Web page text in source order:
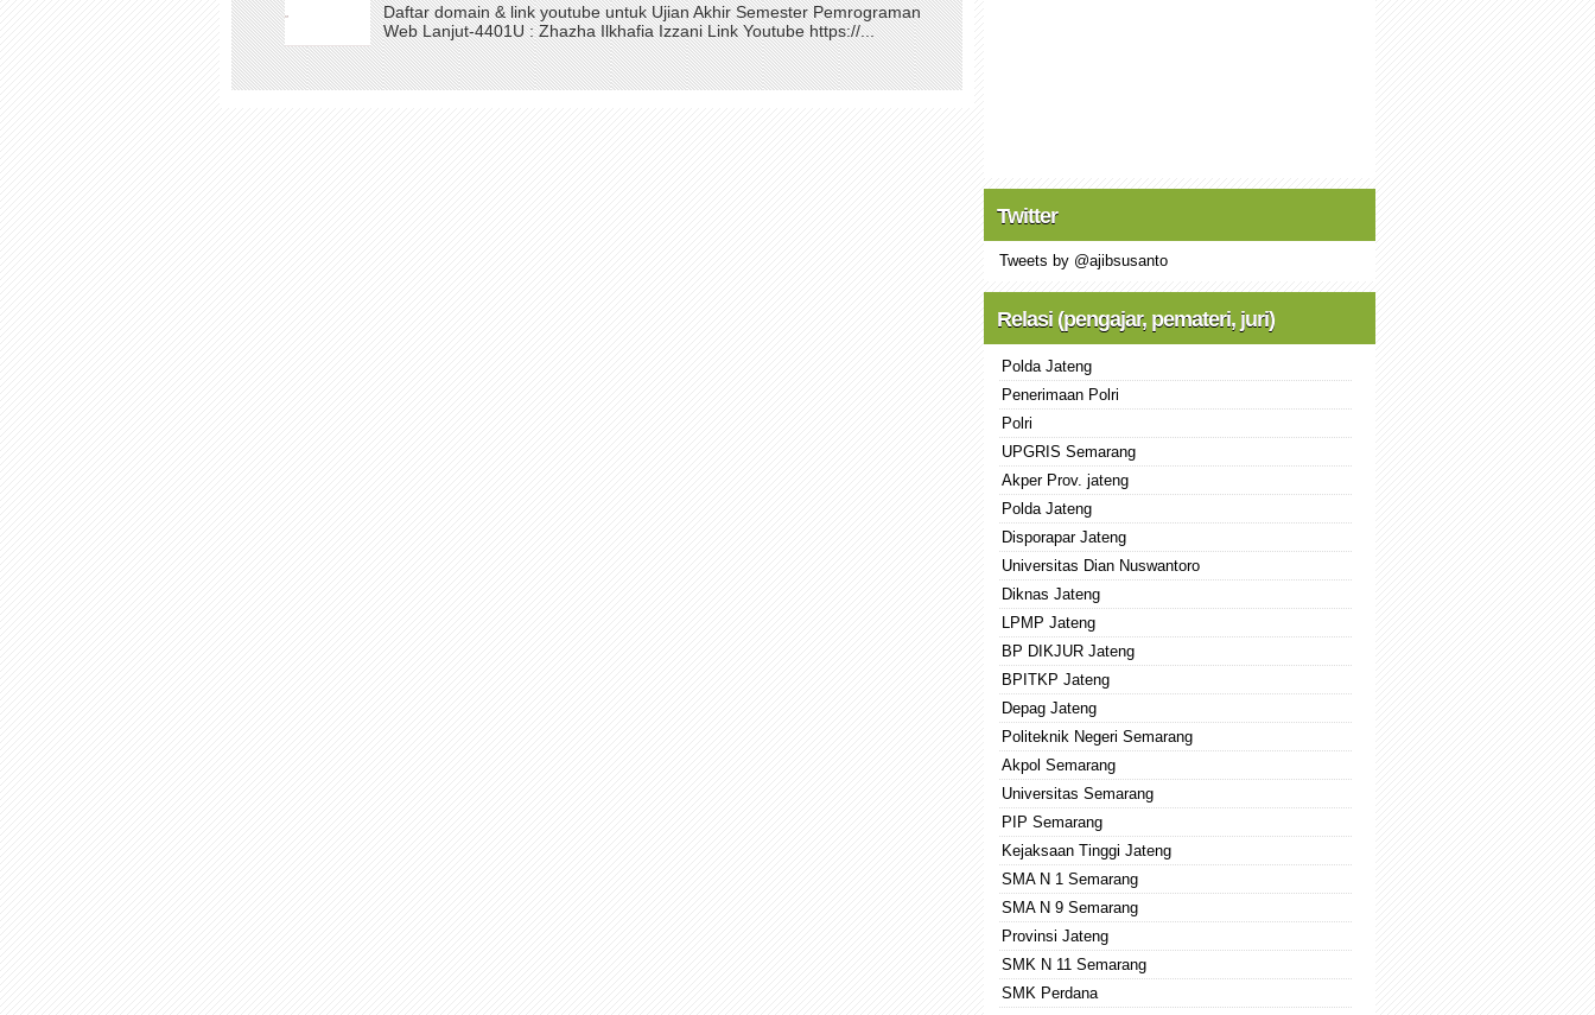
Daftar domain & link youtube untuk Ujian Akhir Semester Pemrograman
Web Lanjut-4401U : Zhazha Ilkhafia Izzani Link Youtube https://...
Twitter
Tweets by @ajibsusanto
Relasi (pengajar, pemateri, juri)
Polda Jateng
Penerimaan Polri
Polri
UPGRIS Semarang
Akper Prov. jateng
Polda Jateng
Disporapar Jateng
Universitas Dian Nuswantoro
Diknas Jateng
LPMP Jateng
BP DIKJUR Jateng
BPITKP Jateng
Depag Jateng
Politeknik Negeri Semarang
Akpol Semarang
Universitas Semarang
PIP Semarang
Kejaksaan Tinggi Jateng
SMA N 1 Semarang
SMA N 9 Semarang
Provinsi Jateng
SMK N 11 Semarang
SMK Perdana